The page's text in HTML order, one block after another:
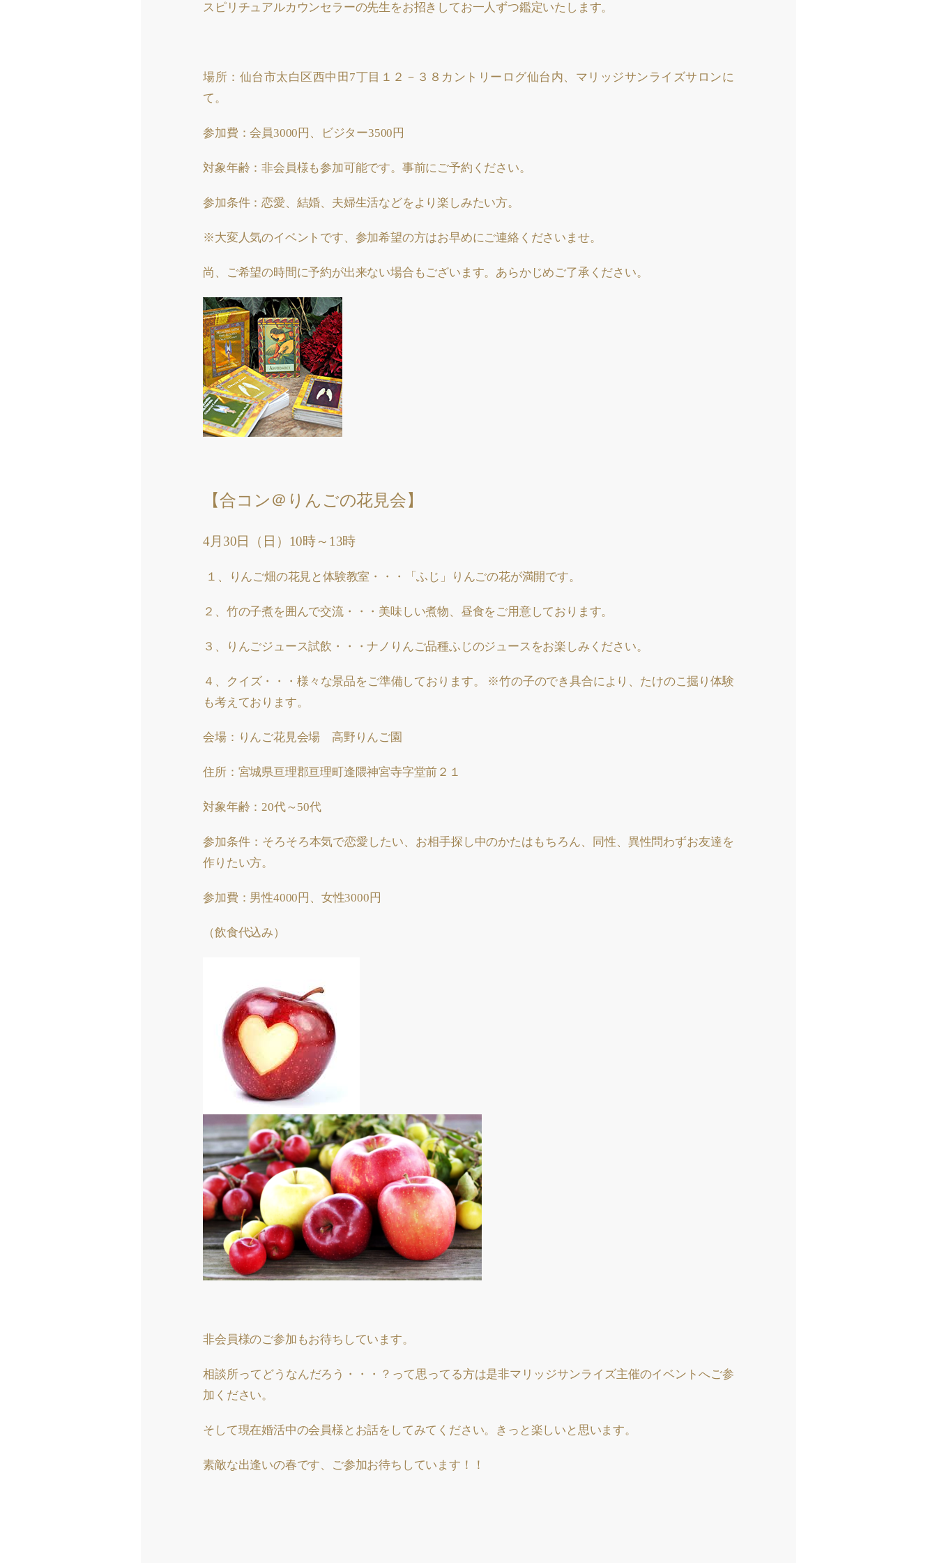
スピリチュアルカウンセラーの先生をお招きしてお一人ずつ鑑定いたします。
場所：仙台市太白区西中田7丁目１２－３８カントリーログ仙台内、マリッジサンライズサロンに
て。
参加費：会員3000円、ビジター3500円
対象年齢：非会員様も参加可能です。事前にご予約ください。
参加条件：恋愛、結婚、夫婦生活などをより楽しみたい方。
※大変人気のイベントです、参加希望の方はお早めにご連絡くださいませ。
尚、ご希望の時間に予約が出来ない場合もございます。あらかじめご了承ください。
【合コン＠りんごの花見会】
4月30日（日）10時～13時
１、りんご畑の花見と体験教室・・・「ふじ」りんごの花が満開です。
２、竹の子煮を囲んで交流・・・美味しい煮物、昼食をご用意しております。
３、りんごジュース試飲・・・ナノりんご品種ふじのジュースをお楽しみください。
４、クイズ・・・様々な景品をご準備しております。 ※竹の子のでき具合により、たけのこ掘り体験
も考えております。
会場：りんご花見会場 高野りんご園
住所：宮城県亘理郡亘理町逢隈神宮寺字堂前２１
対象年齢：20代～50代
参加条件：そろそろ本気で恋愛したい、お相手探し中のかたはもちろん、同性、異性問わずお友達を
作りたい方。
参加費：男性4000円、女性3000円
（飲食代込み）
非会員様のご参加もお待ちしています。
相談所ってどうなんだろう・・・？って思ってる方は是非マリッジサンライズ主催のイベントへご参
加ください。
そして現在婚活中の会員様とお話をしてみてください。きっと楽しいと思います。
素敵な出逢いの春です、ご参加お待ちしています！！